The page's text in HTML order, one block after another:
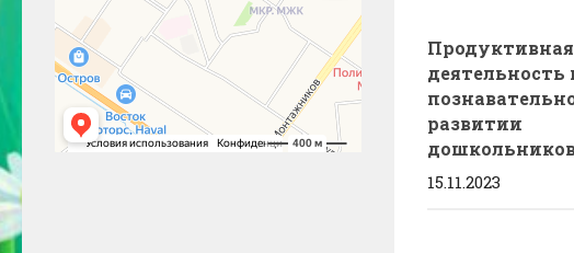
Продуктивная
деятельность
развитии
15.11.2023